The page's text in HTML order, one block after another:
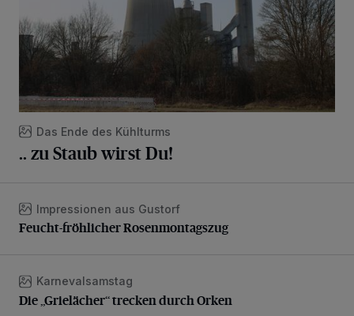
Das Ende des Kühlturms
.. zu Staub wirst Du!
Feucht-fröhlicher Rosenmontagszug
Impressionen aus Gustorf
Feucht-fröhlicher Rosenmontagszug
Die „Grielächer“ trecken durch Orken
Karnevalsamstag
Die „Grielächer“ trecken durch Orken